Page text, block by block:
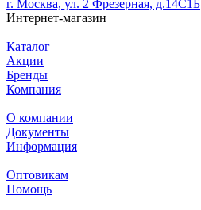
г. Москва, ул. 2 Фрезерная, д.14С1Б
Интернет-магазин
Каталог
Акции
Бренды
Компания
О компании
Документы
Информация
Оптовикам
Помощь